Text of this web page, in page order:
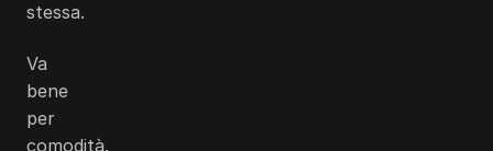
stessa.
Va
bene
per
comodità.